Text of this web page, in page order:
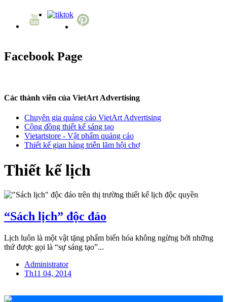
Facebook Page
Các thành viên của VietArt Advertising
Chuyên gia quảng cáo VietArt Advertising
Cộng đồng thiết kế sáng tạo
Vietartstore - Vật phẩm quảng cáo
Thiết kế gian hàng triễn lãm hội chợ
Thiết kế lịch
“Sách lịch” độc đáo
Lịch luôn là một vật tặng phẩm biến hóa không ngừng bởi những
thứ được gọi là “sự sáng tạo”...
Administrator
Th11 04, 2014